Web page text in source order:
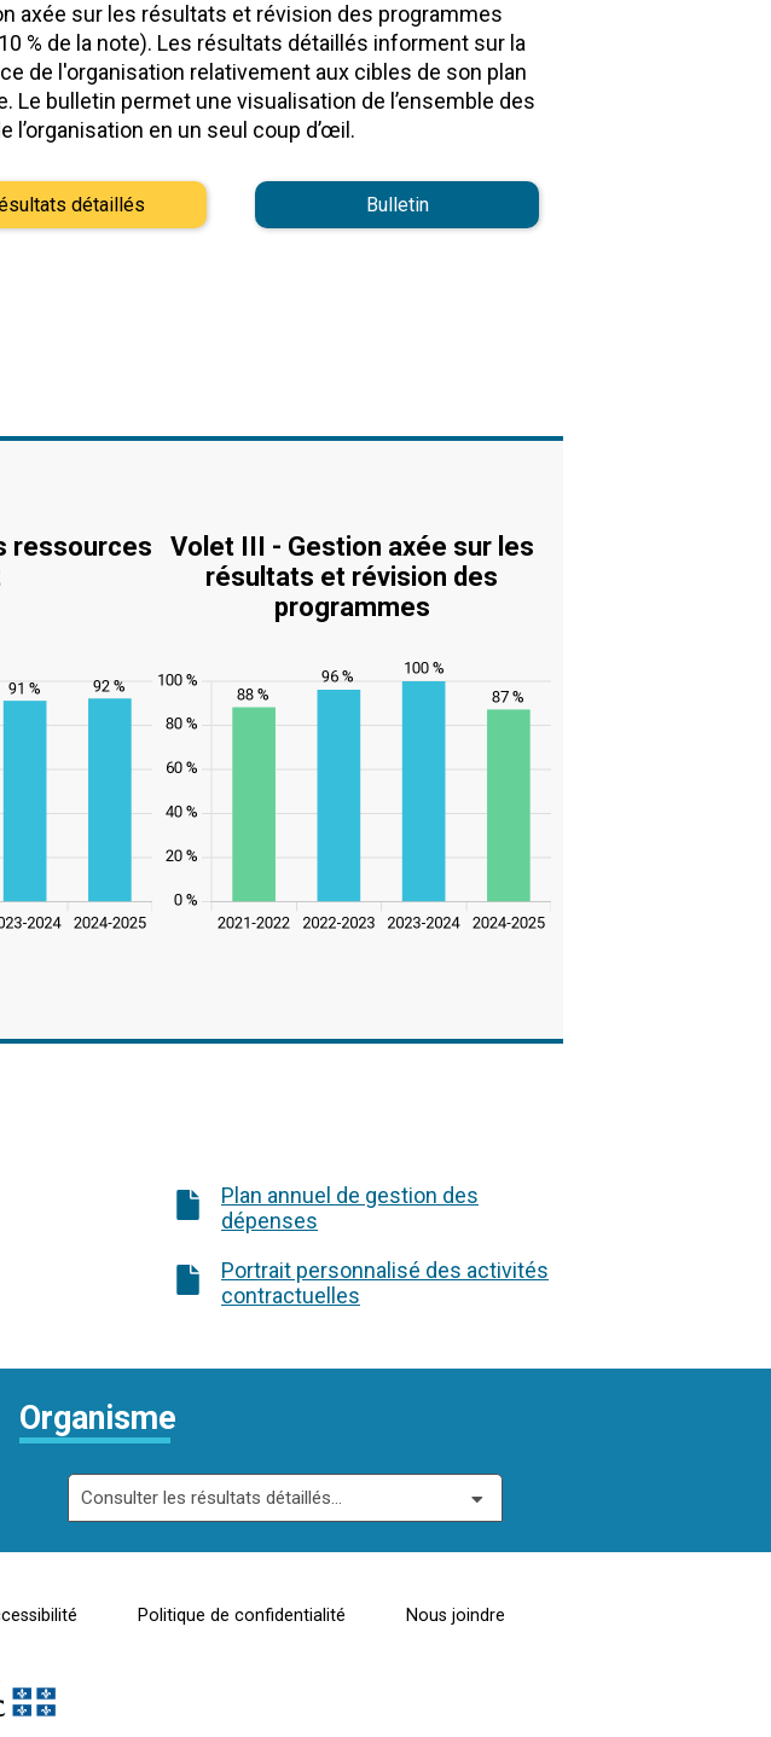
axée sur les résultats et révision des programmes
% de la note). Les résultats détaillés informent sur la
de l'organisation relativement aux cibles de son plan
Le bulletin permet une visualisation de l’ensemble des
l’organisation en un seul coup d’œil.
détaillés Bulletin
ressources
Volet III - Gestion axée sur les
résultats et révision des
programmes
Plan annuel de gestion des
dépenses
Portrait personnalisé des activités
contractuelles
Organisme
Consulter les résultats détaillés...
Politique de confidentialité Nous joindre